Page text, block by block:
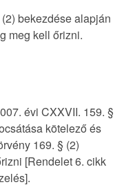
bekezdése alapján
meg kell őrizni.
évi CXXVII. 159. §
kötelező és
169. § (2)
[Rendelet 6. cikk